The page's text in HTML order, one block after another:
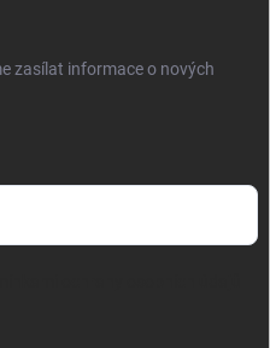
zasílat informace o nových